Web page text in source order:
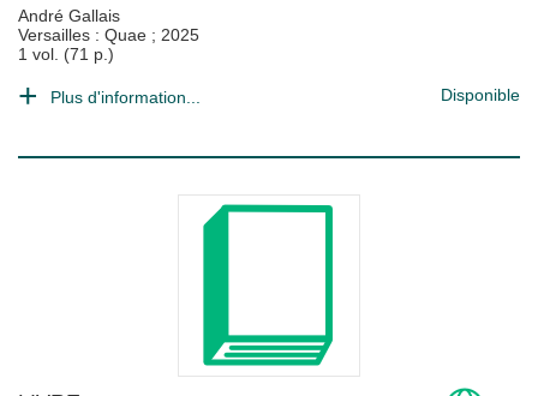
André Gallais
Versailles : Quae ; 2025
1 vol. (71 p.)
Plus d'information... Disponible